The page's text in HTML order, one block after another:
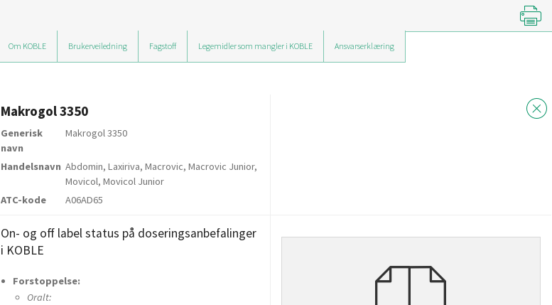
Om KOBLE Brukerveiledning Fagstoff Legemidler som mangler i KOBLE Ansvarserklæring
Makrogol 3350
Generisk
navn
Makrogol 3350
Handelsnavn Abdomin, Laxiriva, Macrovic, Macrovic Junior,
Movicol, Movicol Junior
ATC-kode
A06AD65
On- og off label status på doseringsanbefalinger
i KOBLE
Forstoppelse:
Oralt: